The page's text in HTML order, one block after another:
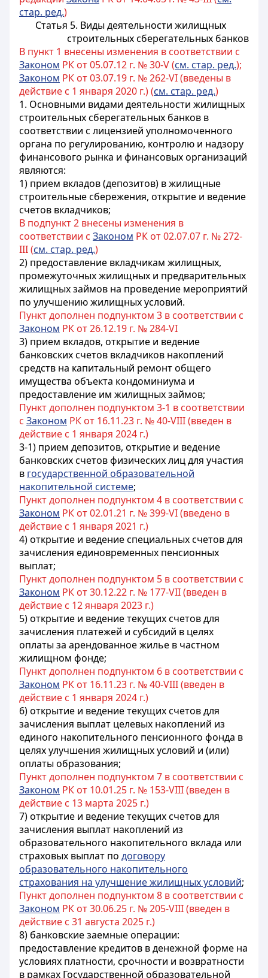
стар. ред.)
Статья 5. Виды деятельности жилищных
строительных сберегательных банков
В пункт 1 внесены изменения в соответствии с
Законом РК от 05.07.12 г. № 30-V (см. стар. ред.);
Законом РК от 03.07.19 г. № 262-VI (введены в
действие с 1 января 2020 г.) (см. стар. ред.)
1. Основными видами деятельности жилищных
строительных сберегательных банков в
соответствии с лицензией уполномоченного
органа по регулированию, контролю и надзору
финансового рынка и финансовых организаций
являются:
1) прием вкладов (депозитов) в жилищные
строительные сбережения, открытие и ведение
счетов вкладчиков;
В подпункт 2 внесены изменения в
соответствии с Законом РК от 02.07.07 г. № 272-
III (см. стар. ред.)
2) предоставление вкладчикам жилищных,
промежуточных жилищных и предварительных
жилищных займов на проведение мероприятий
по улучшению жилищных условий.
Пункт дополнен подпунктом 3 в соответствии с
Законом РК от 26.12.19 г. № 284-VI
3) прием вкладов, открытие и ведение
банковских счетов вкладчиков накоплений
средств на капитальный ремонт общего
имущества объекта кондоминиума и
предоставление им жилищных займов;
Пункт дополнен подпунктом 3-1 в соответствии
с Законом РК от 16.11.23 г. № 40-VIII (введен в
действие с 1 января 2024 г.)
3-1) прием депозитов, открытие и ведение
банковских счетов физических лиц для участия
в государственной образовательной
накопительной системе;
Пункт дополнен подпунктом 4 в соответствии с
Законом РК от 02.01.21 г. № 399-VI (введено в
действие с 1 января 2021 г.)
4) открытие и ведение специальных счетов для
зачисления единовременных пенсионных
выплат;
Пункт дополнен подпунктом 5 в соответствии с
Законом РК от 30.12.22 г. № 177-VII (введен в
действие с 12 января 2023 г.)
5) открытие и ведение текущих счетов для
зачисления платежей и субсидий в целях
оплаты за арендованное жилье в частном
жилищном фонде;
Пункт дополнен подпунктом 6 в соответствии с
Законом РК от 16.11.23 г. № 40-VIII (введен в
действие с 1 января 2024 г.)
6) открытие и ведение текущих счетов для
зачисления выплат целевых накоплений из
единого накопительного пенсионного фонда в
целях улучшения жилищных условий и (или)
оплаты образования;
Пункт дополнен подпунктом 7 в соответствии с
Законом РК от 10.01.25 г. № 153-VIII (введен в
действие с 13 марта 2025 г.)
7) открытие и ведение текущих счетов для
зачисления выплат накоплений из
образовательного накопительного вклада или
страховых выплат по договору
образовательного накопительного
страхования на улучшение жилищных условий;
Пункт дополнен подпунктом 8 в соответствии с
Законом РК от 30.06.25 г. № 205-VIII (введен в
действие с 31 августа 2025 г.)
8) банковские заемные операции:
предоставление кредитов в денежной форме на
условиях платности, срочности и возвратности
в рамках Государственной образовательной